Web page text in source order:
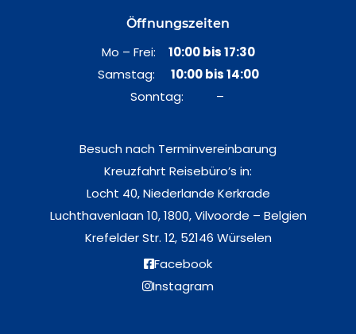
Öffnungszeiten
Mo – Frei: 10:00 bis 17:30
Samstag: 10:00 bis 14:00
Sonntag: –
Besuch nach Terminvereinbarung
Kreuzfahrt Reisebüro’s in:
Locht 40, Niederlande Kerkrade
Luchthavenlaan 10, 1800, Vilvoorde – Belgien
Krefelder Str. 12, 52146 Würselen
Facebook
Instagram